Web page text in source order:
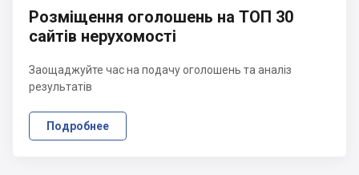
Розміщення оголошень на ТОП 30
сайтів нерухомості
Заощаджуйте час на подачу оголошень та аналіз
результатів
Подробнее